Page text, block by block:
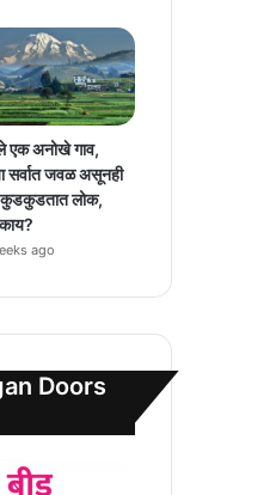
एक अनोखे गाव,
सर्वात जवळ असूनही
लोक,
ago
Doors